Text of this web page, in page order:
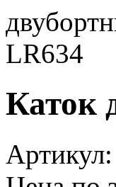
Каток